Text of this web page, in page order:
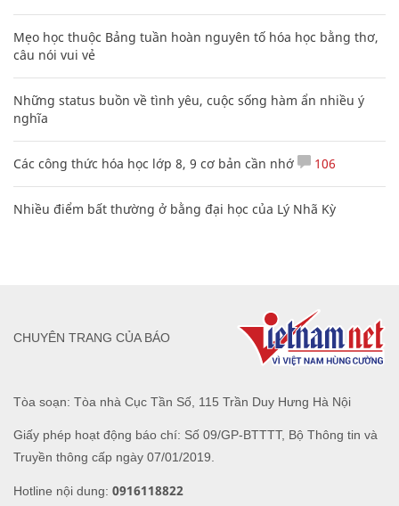
Mẹo học thuộc Bảng tuần hoàn nguyên tố hóa học bằng thơ,
câu nói vui vẻ
Những status buồn về tình yêu, cuộc sống hàm ẩn nhiều ý
nghĩa
Các công thức hóa học lớp 8, 9 cơ bản cần nhớ 106
Nhiều điểm bất thường ở bằng đại học của Lý Nhã Kỳ
Tòa soạn: Tòa nhà Cục Tần Số, 115 Trần Duy Hưng Hà Nội
Giấy phép hoạt động báo chí: Số 09/GP-BTTTT, Bộ Thông tin và
Truyền thông cấp ngày 07/01/2019.
Hotline nội dung: 0916118822
CHUYÊN TRANG CỦA BÁO